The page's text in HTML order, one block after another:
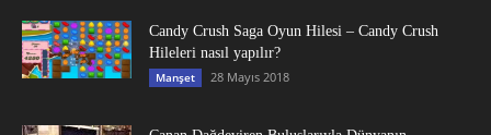
Candy Crush Saga Oyun Hilesi – Candy Crush
Hileleri nasıl yapılır?
Manşet 28 Mayıs 2018